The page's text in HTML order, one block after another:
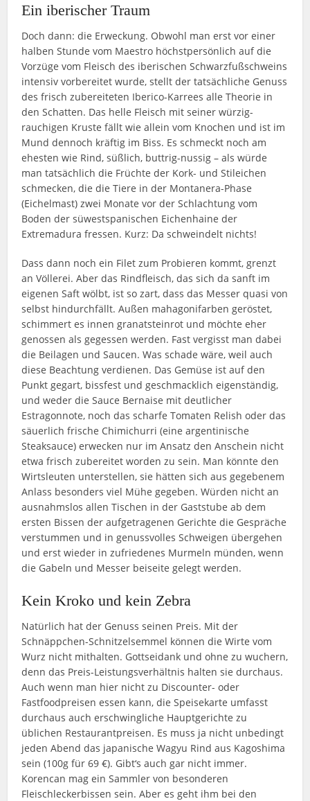
Ein iberischer Traum
Doch dann: die Erweckung. Obwohl man erst vor einer
halben Stunde vom Maestro höchstpersönlich auf die
Vorzüge vom Fleisch des iberischen Schwarzfußschweins
intensiv vorbereitet wurde, stellt der tatsächliche Genuss
des frisch zubereiteten Iberico-Karrees alle Theorie in
den Schatten. Das helle Fleisch mit seiner würzig-
rauchigen Kruste fällt wie allein vom Knochen und ist im
Mund dennoch kräftig im Biss. Es schmeckt noch am
ehesten wie Rind, süßlich, buttrig-nussig – als würde
man tatsächlich die Früchte der Kork- und Stileichen
schmecken, die die Tiere in der Montanera-Phase
(Eichelmast) zwei Monate vor der Schlachtung vom
Boden der süwestspanischen Eichenhaine der
Extremadura fressen. Kurz: Da schweindelt nichts!
Dass dann noch ein Filet zum Probieren kommt, grenzt
an Völlerei. Aber das Rindfleisch, das sich da sanft im
eigenen Saft wölbt, ist so zart, dass das Messer quasi von
selbst hindurchfällt. Außen mahagonifarben geröstet,
schimmert es innen granatsteinrot und möchte eher
genossen als gegessen werden. Fast vergisst man dabei
die Beilagen und Saucen. Was schade wäre, weil auch
diese Beachtung verdienen. Das Gemüse ist auf den
Punkt gegart, bissfest und geschmacklich eigenständig,
und weder die Sauce Bernaise mit deutlicher
Estragonnote, noch das scharfe Tomaten Relish oder das
säuerlich frische Chimichurri (eine argentinische
Steaksauce) erwecken nur im Ansatz den Anschein nicht
etwa frisch zubereitet worden zu sein. Man könnte den
Wirtsleuten unterstellen, sie hätten sich aus gegebenem
Anlass besonders viel Mühe gegeben. Würden nicht an
ausnahmslos allen Tischen in der Gaststube ab dem
ersten Bissen der aufgetragenen Gerichte die Gespräche
verstummen und in genussvolles Schweigen übergehen
und erst wieder in zufriedenes Murmeln münden, wenn
die Gabeln und Messer beiseite gelegt werden.
Kein Kroko und kein Zebra
Natürlich hat der Genuss seinen Preis. Mit der
Schnäppchen-Schnitzelsemmel können die Wirte vom
Wurz nicht mithalten. Gottseidank und ohne zu wuchern,
denn das Preis-Leistungsverhältnis halten sie durchaus.
Auch wenn man hier nicht zu Discounter- oder
Fastfoodpreisen essen kann, die Speisekarte umfasst
durchaus auch erschwingliche Hauptgerichte zu
üblichen Restaurantpreisen. Es muss ja nicht unbedingt
jeden Abend das japanische Wagyu Rind aus Kagoshima
sein (100g für 69 €). Gibt‘s auch gar nicht immer.
Korencan mag ein Sammler von besonderen
Fleischleckerbissen sein. Aber es geht ihm bei den